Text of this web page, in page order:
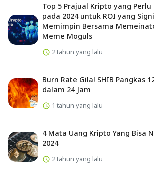
Top 5 Prajual Kripto yang
pada 2024 untuk ROI yang
Memimpin Bersama
Meme Moguls
2 tahun yang lalu
Burn Rate Gila! SHIB Pangkas
dalam 24 Jam
1 tahun yang lalu
4 Mata Uang Kripto Yang Bisa
2024
2 tahun yang lalu